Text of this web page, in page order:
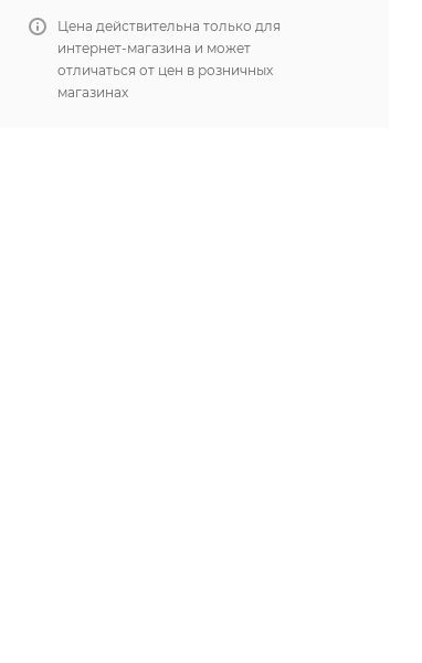
Цена действительна только для
интернет-магазина и может
отличаться от цен в розничных
магазинах